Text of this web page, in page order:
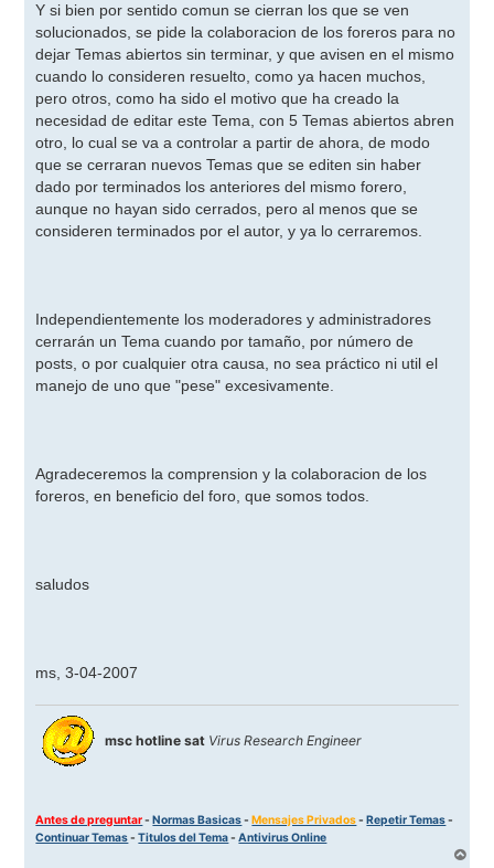
Y si bien por sentido comun se cierran los que se ven
solucionados, se pide la colaboracion de los foreros para no
dejar Temas abiertos sin terminar, y que avisen en el mismo
cuando lo consideren resuelto, como ya hacen muchos,
pero otros, como ha sido el motivo que ha creado la
necesidad de editar este Tema, con 5 Temas abiertos abren
otro, lo cual se va a controlar a partir de ahora, de modo
que se cerraran nuevos Temas que se editen sin haber
dado por terminados los anteriores del mismo forero,
aunque no hayan sido cerrados, pero al menos que se
consideren terminados por el autor, y ya lo cerraremos.
Independientemente los moderadores y administradores
cerrarán un Tema cuando por tamaño, por número de
posts, o por cualquier otra causa, no sea práctico ni util el
manejo de uno que "pese" excesivamente.
Agradeceremos la comprension y la colaboracion de los
foreros, en beneficio del foro, que somos todos.
saludos
ms, 3-04-2007
msc hotline sat Virus Research Engineer
Antes de preguntar-Normas Basicas-Mensajes Privados-Repetir Temas-
Continuar Temas-Titulos del Tema-Antivirus Online